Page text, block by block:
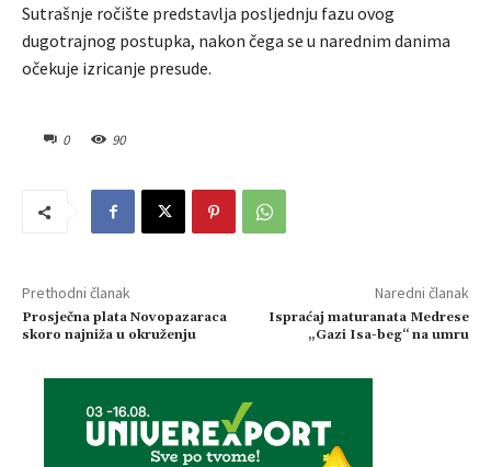
Sutrašnje ročište predstavlja posljednju fazu ovog
dugotrajnog postupka, nakon čega se u narednim danima
očekuje izricanje presude.
0 90
Prethodni članak
Prosječna plata Novopazaraca
skoro najniža u okruženju
Naredni članak
Ispraćaj maturanata Medrese
„Gazi Isa-beg“ na umru